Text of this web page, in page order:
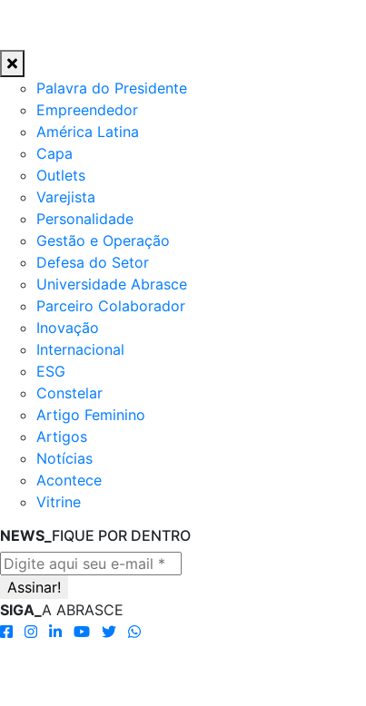
Palavra do Presidente
Empreendedor
América Latina
Capa
Outlets
Varejista
Personalidade
Gestão e Operação
Defesa do Setor
Universidade Abrasce
Parceiro Colaborador
Inovação
Internacional
ESG
Constelar
Artigo Feminino
Artigos
Notícias
Acontece
Vitrine
NEWS_ FIQUE POR DENTRO
SIGA_ A ABRASCE